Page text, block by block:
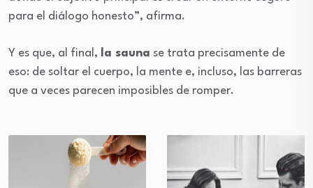
para el diálogo honesto”, afirma.
Y es que, al final, la sauna se trata precisamente de
eso: de soltar el cuerpo, la mente e, incluso, las barreras
que a veces parecen imposibles de romper.